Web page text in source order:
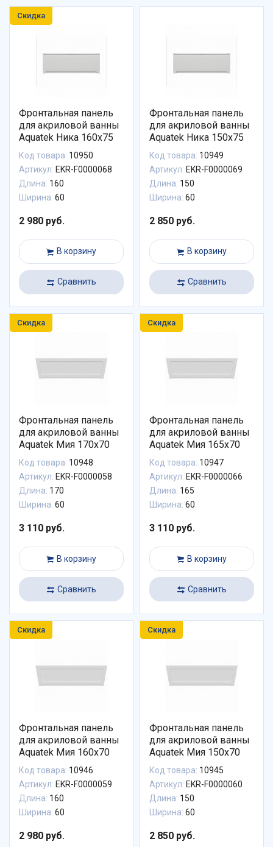
Скидка
Фронтальная панель
для акриловой ванны
Aquatek Ника 160х75
Код товара: 10950
Артикул: EKR-F0000068
Длина: 160
Ширина: 60
2 980 руб.
В корзину
Сравнить
Фронтальная панель
для акриловой ванны
Aquatek Ника 150х75
Код товара: 10949
Артикул: EKR-F0000069
Длина: 150
Ширина: 60
2 850 руб.
В корзину
Сравнить
Скидка
Фронтальная панель
для акриловой ванны
Aquatek Мия 170х70
Код товара: 10948
Артикул: EKR-F0000058
Длина: 170
Ширина: 60
3 110 руб.
В корзину
Сравнить
Скидка
Фронтальная панель
для акриловой ванны
Aquatek Мия 165х70
Код товара: 10947
Артикул: EKR-F0000066
Длина: 165
Ширина: 60
3 110 руб.
В корзину
Сравнить
Скидка
Фронтальная панель
для акриловой ванны
Aquatek Мия 160х70
Код товара: 10946
Артикул: EKR-F0000059
Длина: 160
Ширина: 60
2 980 руб.
Скидка
Фронтальная панель
для акриловой ванны
Aquatek Мия 150х70
Код товара: 10945
Артикул: EKR-F0000060
Длина: 150
Ширина: 60
2 850 руб.